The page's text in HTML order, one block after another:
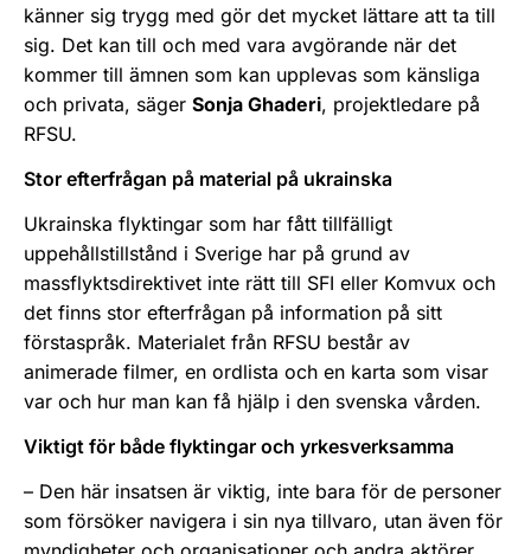
känner sig trygg med gör det mycket lättare att ta till
sig. Det kan till och med vara avgörande när det
kommer till ämnen som kan upplevas som känsliga
och privata, säger Sonja Ghaderi, projektledare på
RFSU.
Stor efterfrågan på material på ukrainska
Ukrainska flyktingar som har fått tillfälligt
uppehållstillstånd i Sverige har på grund av
massflyktsdirektivet inte rätt till SFI eller Komvux och
det finns stor efterfrågan på information på sitt
förstaspråk. Materialet från RFSU består av
animerade filmer, en ordlista och en karta som visar
var och hur man kan få hjälp i den svenska vården.
Viktigt för både flyktingar och yrkesverksamma
– Den här insatsen är viktig, inte bara för de personer
som försöker navigera i sin nya tillvaro, utan även för